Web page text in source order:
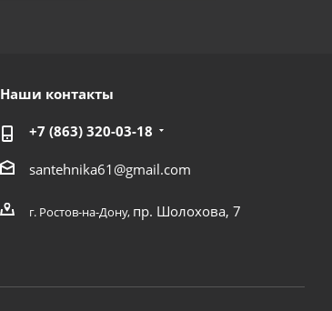
Наши контакты
+7 (863) 320-03-18
santehnika61@gmail.com
г. Ростов-на-Дону, пр. Шолохова, 7